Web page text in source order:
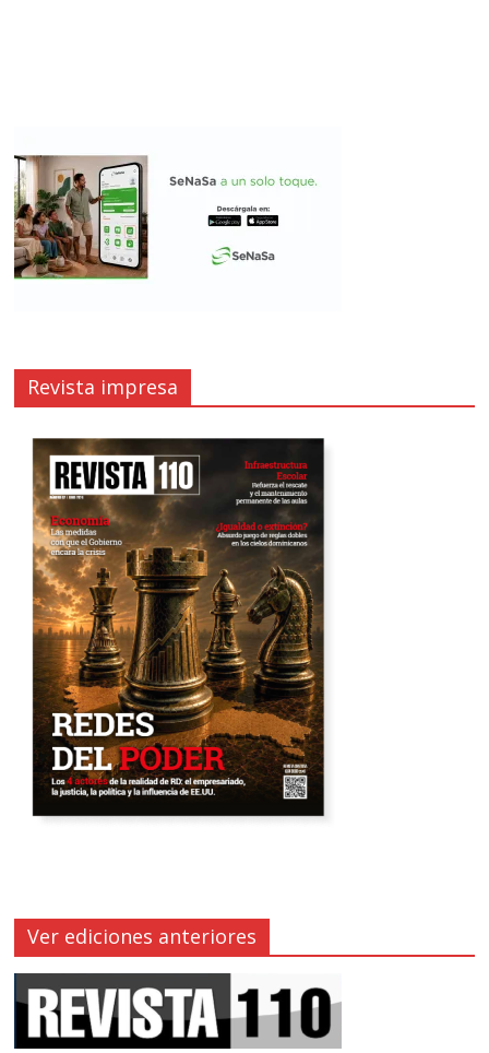
Revista impresa
Ver ediciones anteriores